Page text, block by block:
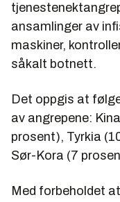
ansamlinger av
maskiner,
såkalt botnett.
Det oppgis at
av angrepene:
prosent), Tyrkia
Sør-Kora (7
Med forbeholdet